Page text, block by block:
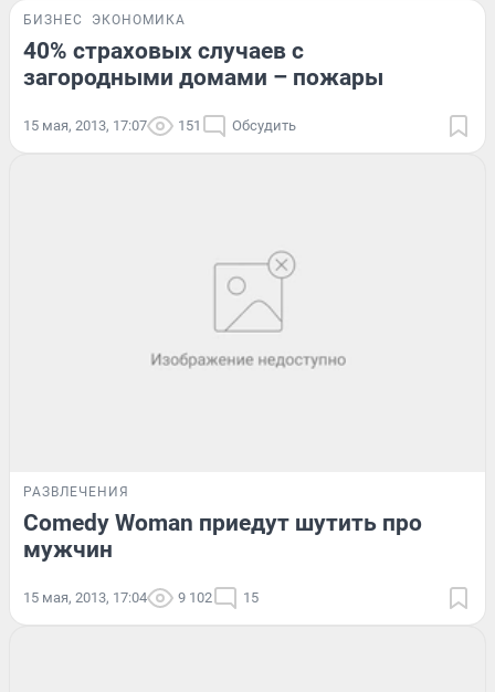
БИЗНЕС ЭКОНОМИКА
40% страховых случаев с
загородными домами – пожары
15 мая, 2013, 17:07 151 Обсудить
РАЗВЛЕЧЕНИЯ
Comedy Woman приедут шутить про
мужчин
15 мая, 2013, 17:04 9 102 15